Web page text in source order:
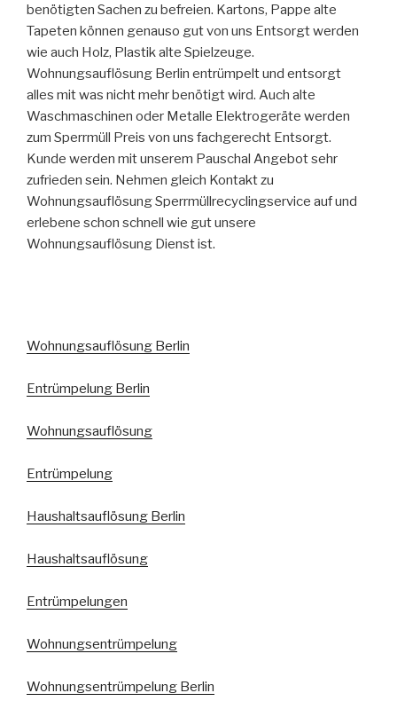
benötigten Sachen zu befreien. Kartons, Pappe alte
Tapeten können genauso gut von uns Entsorgt werden
wie auch Holz, Plastik alte Spielzeuge.
Wohnungsauflösung Berlin entrümpelt und entsorgt
alles mit was nicht mehr benötigt wird. Auch alte
Waschmaschinen oder Metalle Elektrogeräte werden
zum Sperrmüll Preis von uns fachgerecht Entsorgt.
Kunde werden mit unserem Pauschal Angebot sehr
zufrieden sein. Nehmen gleich Kontakt zu
Wohnungsauflösung Sperrmüllrecyclingservice auf und
erlebene schon schnell wie gut unsere
Wohnungsauflösung Dienst ist.
Wohnungsauflösung Berlin
Entrümpelung Berlin
Wohnungsauflösung
Entrümpelung
Haushaltsauflösung Berlin
Haushaltsauflösung
Entrümpelungen
Wohnungsentrümpelung
Wohnungsentrümpelung Berlin